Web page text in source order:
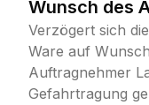
Wunsch des
Verzögert sich
Ware auf
Auftragnehmer
Gefahrtragung